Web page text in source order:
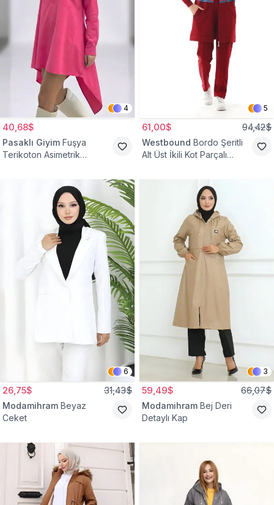
4
40,68$
Pasaklı Giyim Fuşya
Terikoton Asimetrik
5
61,00$ 94,42$
Westbound Bordo Şeritli
Alt Üst İkili Kot Parçalı
6
26,75$ 31,43$
Modamihram Beyaz
Ceket
3
59,49$ 66,07$
Modamihram Bej Deri
Detaylı Kap